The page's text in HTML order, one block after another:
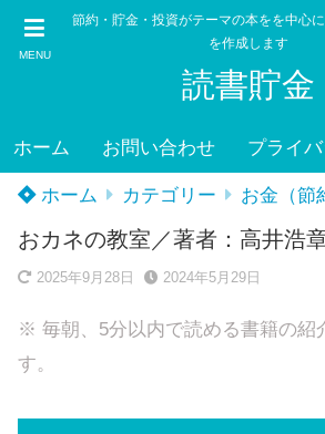
MENU
節約・貯金・投資がテーマの本をを中心
を作成します
読書貯金
ホーム お問い合わせ プライ
ホーム カテゴリー お金（節
おカネの教室／著者：高井浩
2025年9月28日 2024年5月29日
※ 毎朝、5分以内で読める書籍の紹
す。